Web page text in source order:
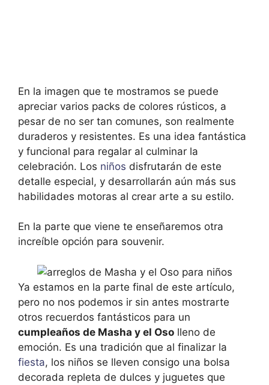
En la imagen que te mostramos se puede
apreciar varios packs de colores rústicos, a
pesar de no ser tan comunes, son realmente
duraderos y resistentes. Es una idea fantástica
y funcional para regalar al culminar la
celebración. Los niños disfrutarán de este
detalle especial, y desarrollarán aún más sus
habilidades motoras al crear arte a su estilo.
En la parte que viene te enseñaremos otra
increíble opción para souvenir.
Ya estamos en la parte final de este artículo,
pero no nos podemos ir sin antes mostrarte
otros recuerdos fantásticos para un
cumpleaños de Masha y el Oso lleno de
emoción. Es una tradición que al finalizar la
fiesta, los niños se lleven consigo una bolsa
decorada repleta de dulces y juguetes que